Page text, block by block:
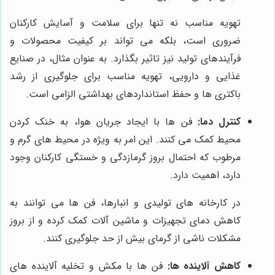
تهویه مناسب نه تنها برای سلامت و آسایش کارکنان
ضروری است، بلکه می تواند بر کیفیت محصولات و
فرآیندهای تولید نیز تاثیر بگذارد. به عنوان مثال، در صنایع
غذایی و دارویی، تهویه مناسب برای جلوگیری از رشد
باکتری ها و حفظ استانداردهای بهداشتی الزامی است.
کنترل دما: فن ها با ایجاد جریان هوا، به خنک کردن
محیط کمک می کنند. این امر به ویژه در محیط های گرم و
مرطوب که احتمال بروز گرمازدگی و خستگی کارکنان وجود
دارد، اهمیت دارد.
در کارخانه های تولیدی و انبارها، فن ها می توانند به
کاهش دمای تجهیزات و ماشین آلات کمک کرده و از بروز
مشکلات ناشی از گرمای بیش از حد جلوگیری کنند.
کاهش آلاینده ها: فن ها با مکش و تخلیه آلاینده های